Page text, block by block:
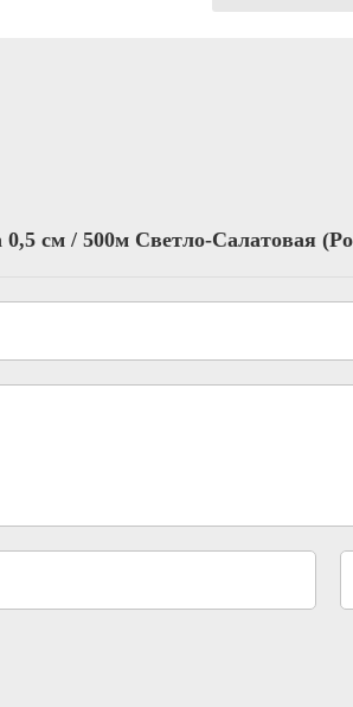
см / 500м Светло-Салатовая